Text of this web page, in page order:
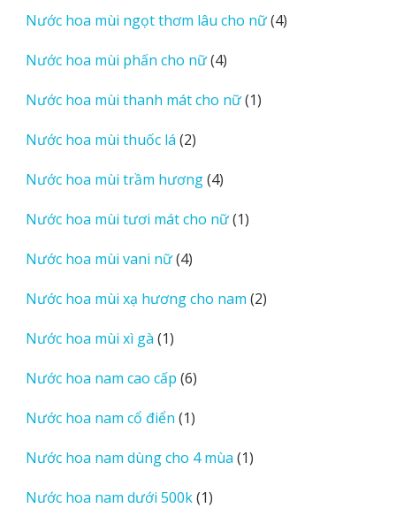
phẩm
Nước hoa mùi ngọt thơm lâu cho nữ 44
Nước hoa mùi phấn cho nữ 44
phẩm
Nước hoa mùi thanh mát cho nữ 11
Nước hoa mùi thuốc lá 22
phẩm
Nước hoa mùi trầm hương 44
phẩm
Nước hoa mùi tươi mát cho nữ 11
Nước hoa mùi vani nữ 44
phẩm
Nước hoa mùi xạ hương cho nam 22
Nước hoa mùi xì gà 11
phẩm
Nước hoa nam cao cấp 66
phẩm
Nước hoa nam cổ điển 11
phẩm
Nước hoa nam dùng cho 4 mùa 11
Nước hoa nam dưới 500k 11